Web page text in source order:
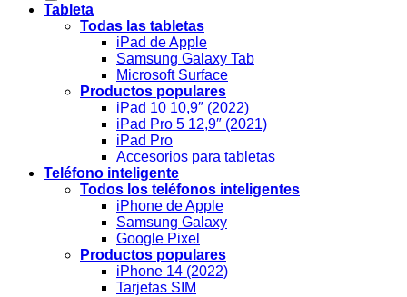
Tableta
Todas las tabletas
iPad de Apple
Samsung Galaxy Tab
Microsoft Surface
Productos populares
iPad 10 10,9″ (2022)
iPad Pro 5 12,9″ (2021)
iPad Pro
Accesorios para tabletas
Teléfono inteligente
Todos los teléfonos inteligentes
iPhone de Apple
Samsung Galaxy
Google Pixel
Productos populares
iPhone 14 (2022)
Tarjetas SIM